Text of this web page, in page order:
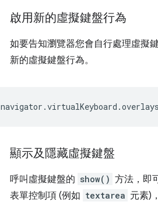
啟用新的虛擬鍵盤行為
如要告知瀏覽器您會自行處理虛擬
新的虛擬鍵盤行為。
navigator .virtualKeyboard .
顯示及隱藏虛擬鍵盤
呼叫虛擬鍵盤的 show() 方法，即
表單控制項 (例如 textarea 元素)